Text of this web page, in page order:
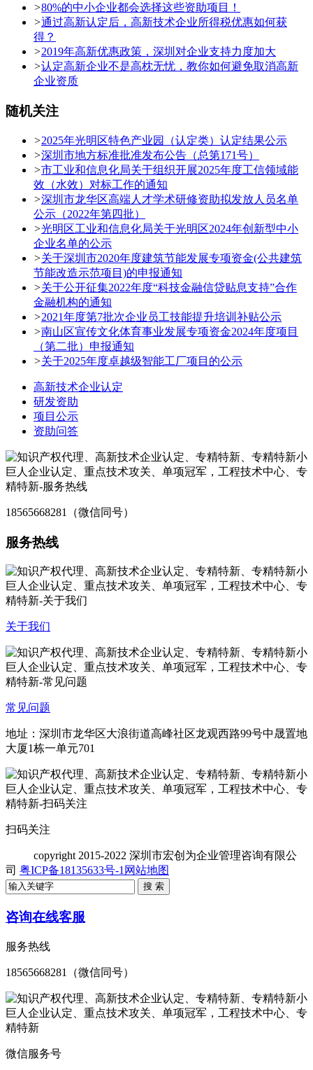
>80%的中小企业都会选择这些资助项目！
>通过高新认定后，高新技术企业所得税优惠如何获
得？
>2019年高新优惠政策，深圳对企业支持力度加大
>认定高新企业不是高枕无忧，教你如何避免取消高新
企业资质
随机关注
>2025年光明区特色产业园（认定类）认定结果公示
>深圳市地方标准批准发布公告（总第171号）
>市工业和信息化局关于组织开展2025年度工信领域能
效（水效）对标工作的通知
>深圳市龙华区高端人才学术研修资助拟发放人员名单
公示（2022年第四批）
>光明区工业和信息化局关于光明区2024年创新型中小
企业名单的公示
>关于深圳市2020年度建筑节能发展专项资金(公共建筑
节能改造示范项目)的申报通知
>关于公开征集2022年度“科技金融信贷贴息支持”合作
金融机构的通知
>2021年度第7批次企业员工技能提升培训补贴公示
>南山区宣传文化体育事业发展专项资金2024年度项目
（第二批）申报通知
>关于2025年度卓越级智能工厂项目的公示
高新技术企业认定
研发资助
项目公示
资助问答
18565668281（微信同号）
服务热线
关于我们
常见问题
地址：深圳市龙华区大浪街道高峰社区龙观西路99号中晟置地
大厦1栋一单元701
扫码关注
copyright 2015-2022 深圳市宏创为企业管理咨询有限公
司 粤ICP备18135633号-1 网站地图
咨询在线客服
服务热线
18565668281（微信同号）
微信服务号